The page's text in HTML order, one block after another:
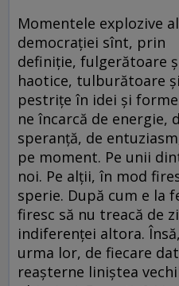
Momentele explozive
democraţiei sînt, prin
definiţie, fulgerătoare
haotice, tulburătoare şi
pestriţe în idei şi
ne încarcă de energie,
speranţă, de
pe moment. Pe unii
noi. Pe alţii, în mod
sperie. După cum e la
firesc să nu treacă de
indiferenţei altora.
urma lor, de fiecare
reaşterne liniştea